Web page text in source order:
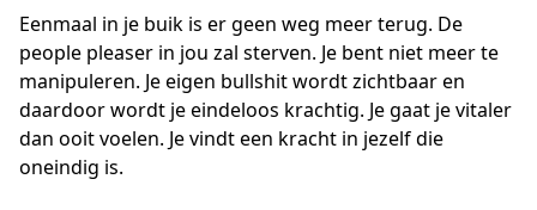
Eenmaal in je buik is er geen weg meer terug. De
people pleaser in jou zal sterven. Je bent niet meer te
manipuleren. Je eigen bullshit wordt zichtbaar en
daardoor wordt je eindeloos krachtig. Je gaat je vitaler
dan ooit voelen. Je vindt een kracht in jezelf die
oneindig is.